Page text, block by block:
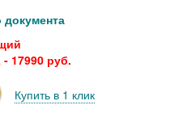
17990 руб.
Купить в 1 клик